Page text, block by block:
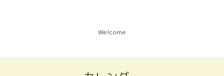
Welcome